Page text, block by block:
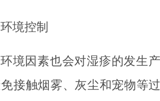
环境控制
环境因素也会对湿疹的发生
接触烟雾、灰尘和宠物等